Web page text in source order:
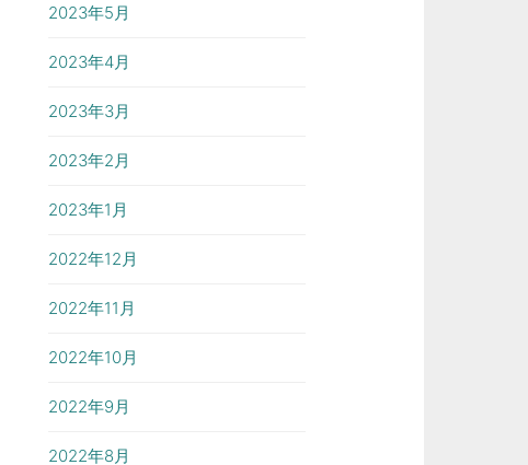
2023年5月
2023年4月
2023年3月
2023年2月
2023年1月
2022年12月
2022年11月
2022年10月
2022年9月
2022年8月